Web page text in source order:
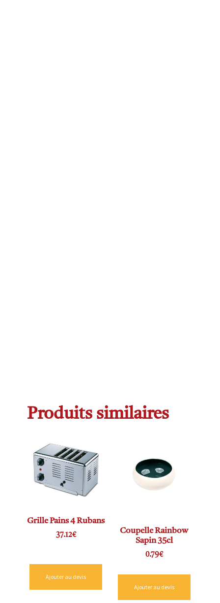
Produits similaires
Grille Pains 4 Rubans
37.12€
Ajouter au devis
Coupelle Rainbow
Sapin 35cl
0.79€
Ajouter au devis